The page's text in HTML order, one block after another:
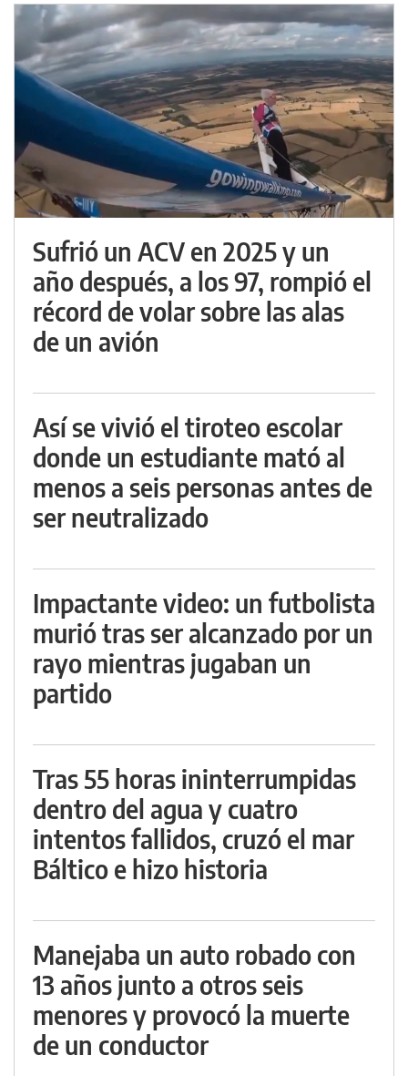
Sufrió un ACV en 2025 y un
año después, a los 97, rompió el
récord de volar sobre las alas
de un avión
Así se vivió el tiroteo escolar
donde un estudiante mató al
menos a seis personas antes de
ser neutralizado
Impactante video: un futbolista
murió tras ser alcanzado por un
rayo mientras jugaban un
partido
Tras 55 horas ininterrumpidas
dentro del agua y cuatro
intentos fallidos, cruzó el mar
Báltico e hizo historia
Manejaba un auto robado con
13 años junto a otros seis
menores y provocó la muerte
de un conductor